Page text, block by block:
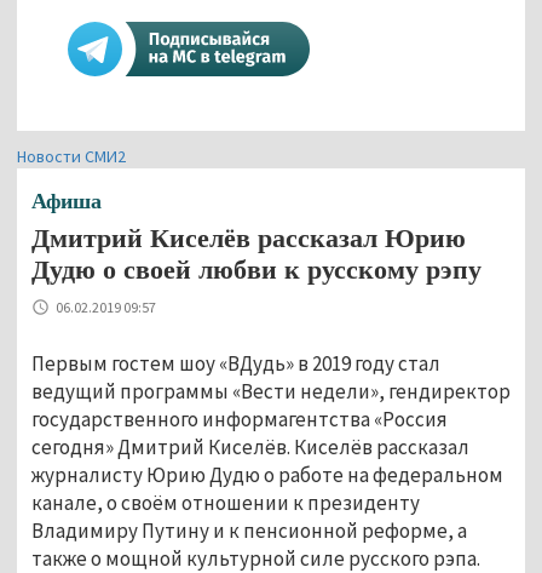
Новости СМИ2
Афиша
Дмитрий Киселёв рассказал Юрию
Дудю о своей любви к русскому рэпу
06.02.2019 09:57
Первым гостем шоу «ВДудь» в 2019 году стал
ведущий программы «Вести недели», гендиректор
государственного информагентства «Россия
сегодня» Дмитрий Киселёв. Киселёв рассказал
журналисту Юрию Дудю о работе на федеральном
канале, о своём отношении к президенту
Владимиру Путину и к пенсионной реформе, а
также о мощной культурной силе русского рэпа.